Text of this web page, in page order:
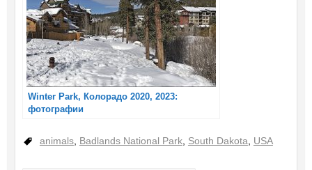
Winter Park, Колорадо 2020, 2023:
фотографии
animals, Badlands National Park, South Dakota, USA